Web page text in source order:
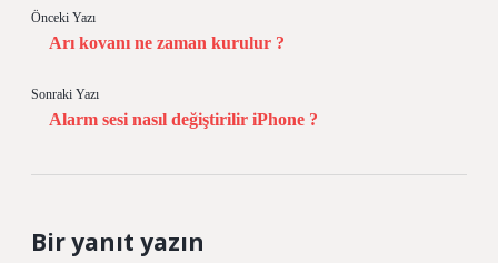
Önceki Yazı
Arı kovanı ne zaman kurulur ?
Sonraki Yazı
Alarm sesi nasıl değiştirilir iPhone ?
Bir yanıt yazın